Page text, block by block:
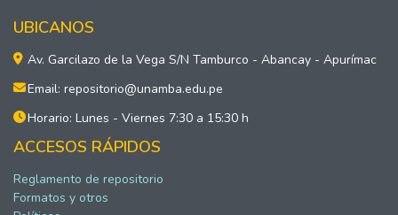
UBICANOS
Av. Garcilazo de la Vega S/N Tamburco - Abancay - Apurímac
Email: repositorio@unamba.edu.pe
Horario: Lunes - Viernes 7:30 a 15:30 h
ACCESOS RÁPIDOS
Reglamento de repositorio
Formatos y otros